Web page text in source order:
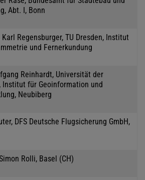
Abt. I, Bonn
Regensburger, TU Dresden, Institut
und Fernerkundung
Reinhardt, Universität der
Institut für Geoinformation und
Neubiberg
DFS Deutsche Flugsicherung GmbH,
Rolli, Basel (CH)